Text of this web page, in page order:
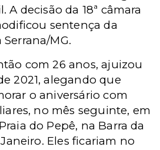
A decisão da 18ª câmara
sentença da
MG.
com 26 anos, ajuizou
2021, alegando que
o aniversário com
no mês seguinte, em
do Pepê, na Barra da
Eles ficariam no